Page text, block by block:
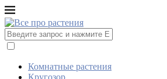
Комнатные растения
Кругозор